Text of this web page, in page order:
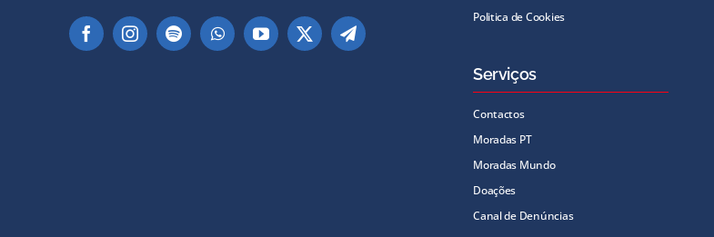
Politica de Cookies
Serviços
Contactos
Moradas PT
Moradas Mundo
Doações
Canal de Denúncias